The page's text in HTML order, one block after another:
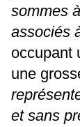
sommes
associés
occupant
une
et sans